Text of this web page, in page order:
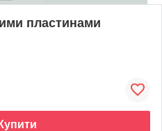
пластинами
Купити